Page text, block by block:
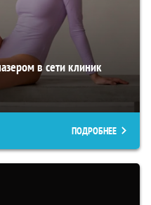
в сети клиник
ПОДРОБНЕЕ